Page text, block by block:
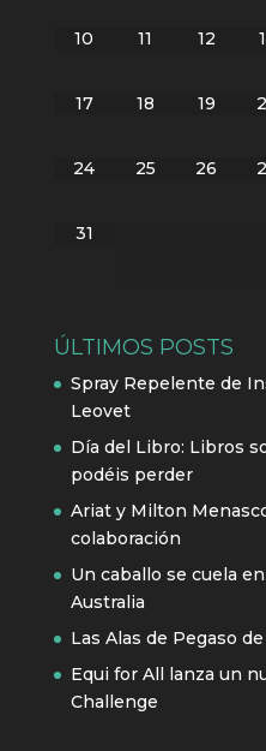
10 11 12
17 18 19
24 25 26
31
ÚLTIMOS POSTS
Spray Repelente de
Leovet
Día del Libro: Libros
podéis perder
Ariat y Milton
colaboración
Un caballo se cuela
Australia
Las Alas de Pegaso
Equi for All lanza un
Challenge